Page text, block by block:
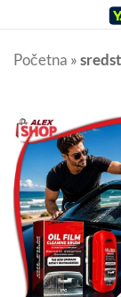
Početna »